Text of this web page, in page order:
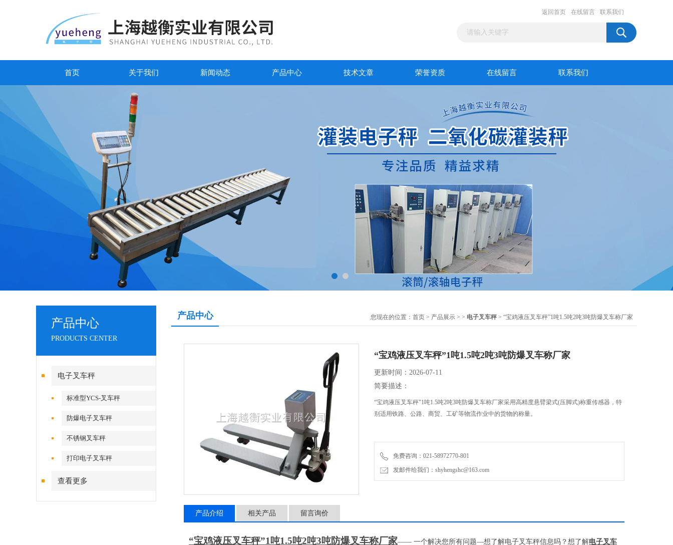
返回首页 在线留言 联系我们
首页 关于我们 新闻动态 产品中心 技术文章 荣誉资质 在线留言 联系我们
产品中心
PRODUCTS CENTER
电子叉车秤
标准型YCS-叉车秤
防爆电子叉车秤
不锈钢叉车秤
打印电子叉车秤
查看更多
产品中心 您现在的位置： 首页 > 产品展示 > > 电子叉车秤> “宝鸡液压叉车秤”1吨1.5吨2吨3吨防爆叉车称厂家
“宝鸡液压叉车秤”1吨1.5吨2吨3吨防爆叉车称厂家
更新时间：2026-07-11
简要描述：
“宝鸡液压叉车秤"1吨1.5吨2吨3吨防爆叉车称厂家采用高精度悬臂梁式(压脚式)称重传感器，特
别适用铁路、公路、商贸、工矿等物流作业中的货物的称量。
免费咨询：021-58972770-801
发邮件给我们：shyhengshc@163.com
产品介绍 相关产品 留言询价
“宝鸡液压叉车秤”1 吨1.5吨2吨3吨防爆叉车称厂家—— 一个解决您所有问题—想了解电子叉车秤信息吗？想了解电子叉车